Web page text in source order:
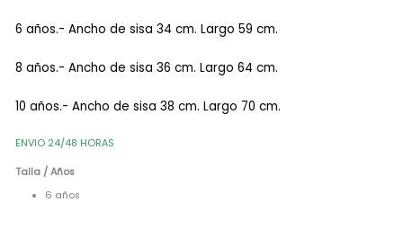
6 años.- Ancho de sisa 34 cm. Largo 59 cm.
8 años.- Ancho de sisa 36 cm. Largo 64 cm.
10 años.- Ancho de sisa 38 cm. Largo 70 cm.
ENVIO 24/48 HORAS
Talla / Años
6 años